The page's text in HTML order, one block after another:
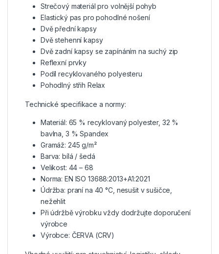
Strečový materiál pro volnější pohyb
Elastický pas pro pohodlné nošení
Dvě přední kapsy
Dvě stehenní kapsy
Dvě zadní kapsy se zapínáním na suchý zip
Reflexní prvky
Podíl recyklovaného polyesteru
Pohodlný střih Relax
Technické specifikace a normy:
Materiál: 65 % recyklovaný polyester, 32 %
bavlna, 3 % Spandex
Gramáž: 245 g/m²
Barva: bílá / šedá
Velikost: 44 – 68
Norma: EN ISO 13688:2013+A1:2021
Údržba: praní na 40 °C, nesušit v sušičce,
nežehlit
Při údržbě výrobku vždy dodržujte doporučení
výrobce
Výrobce: ČERVA (CRV)